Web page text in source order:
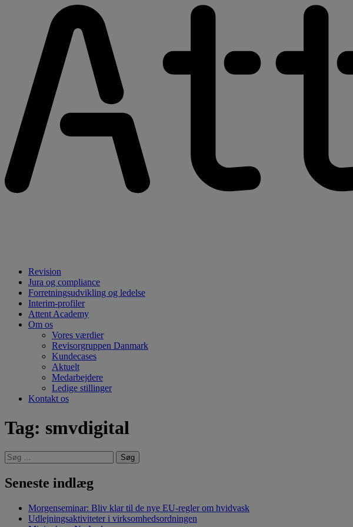
Revision
Jura og compliance
Forretningsudvikling og ledelse
Interim-profiler
Attent Academy
Om os
Vores værdier
Revisorgruppen Danmark
Kundecases
Aktuelt
Medarbejdere
Ledige stillinger
Kontakt os
Tag: smvdigital
Søg
efter:
Seneste indlæg
Morgenseminar: Bliv klar til de nye EU-regler om hvidvask
Udlejningsaktiviteter i virksomhedsordningen